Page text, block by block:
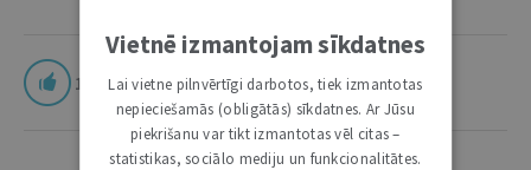
1
Vietnē izmantojam sīkdatnes
Lai vietne pilnvērtīgi darbotos, tiek izmantotas
nepieciešamās (obligātās) sīkdatnes. Ar Jūsu
piekrišanu var tikt izmantotas vēl citas –
statistikas, sociālo mediju un funkcionalitātes.